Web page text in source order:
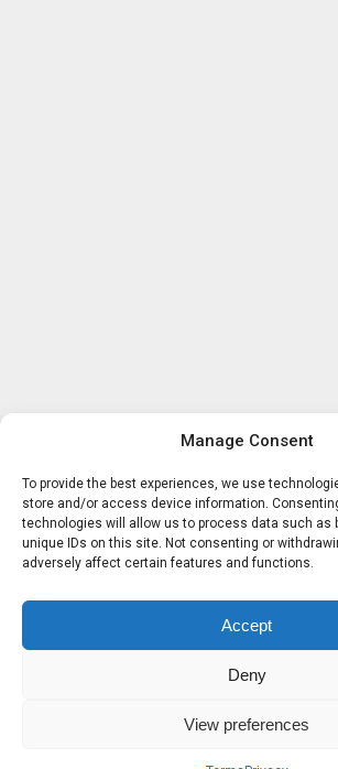
Manage Consent
To provide the best experiences, we use
store and/or access device information.
technologies will allow us to process data such as
unique IDs on this site. Not consenting or
adversely affect certain features and functions.
Accept
Deny
View preferences